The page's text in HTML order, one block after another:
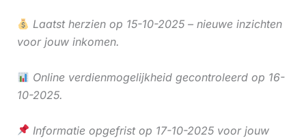
Laatst herzien op 15-10-2025 – nieuwe inzichten
voor jouw inkomen.
Online verdienmogelijkheid gecontroleerd op 16-
10-2025.
Informatie opgefrist op 17-10-2025 voor jouw